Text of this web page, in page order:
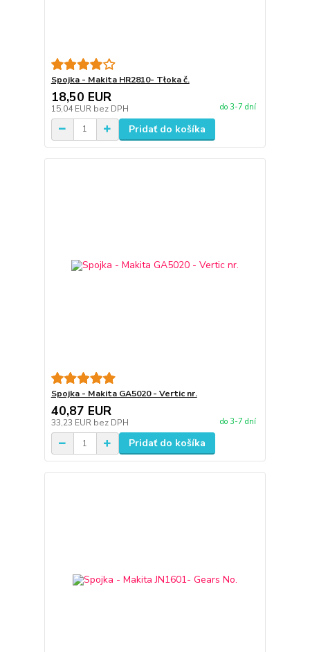
Spojka - Makita HR2810- Tłoka č.
18,50 EUR
15,04 EUR bez DPH do 3-7 dní
Pridať do košíka
Spojka - Makita GA5020 - Vertic nr.
40,87 EUR
33,23 EUR bez DPH do 3-7 dní
Pridať do košíka